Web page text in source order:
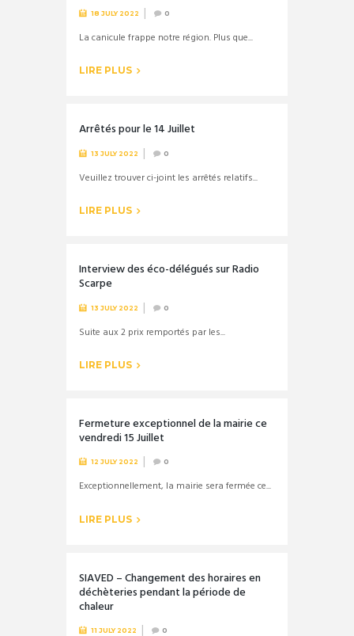
18 JULY 2022 0
La canicule frappe notre région. Plus que...
LIRE PLUS
Arrêtés pour le 14 Juillet
13 JULY 2022 0
Veuillez trouver ci-joint les arrêtés relatifs...
LIRE PLUS
Interview des éco-délégués sur Radio
Scarpe
13 JULY 2022 0
Suite aux 2 prix remportés par les...
LIRE PLUS
Fermeture exceptionnel de la mairie ce
vendredi 15 Juillet
12 JULY 2022 0
Exceptionnellement, la mairie sera fermée ce...
LIRE PLUS
SIAVED – Changement des horaires en
déchèteries pendant la période de
chaleur
11 JULY 2022 0